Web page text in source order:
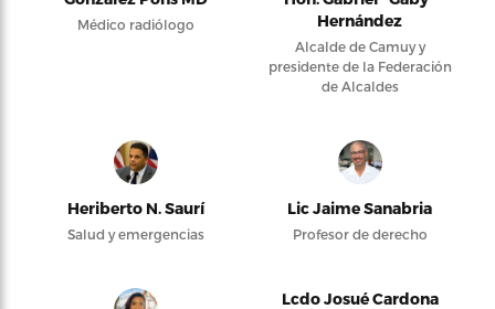
Médico radiólogo
Hernández
Alcalde de Camuy y
presidente de la Federación
de Alcaldes
Heriberto N. Saurí
Salud y emergencias
Lic Jaime Sanabria
Profesor de derecho
Lcdo Josué Cardona